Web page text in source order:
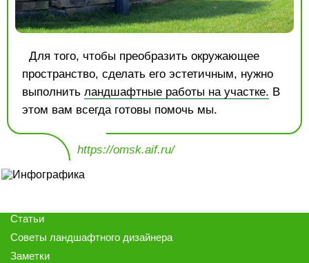
Для того, чтобы преобразить окружающее
пространство, сделать его эстетичным, нужно
выполнить ландшафтные работы на участке. В
этом вам всегда готовы помочь мы.
https://omsk.aif.ru/
Статьи
Советы ландшафтного дизайнера
Заметки